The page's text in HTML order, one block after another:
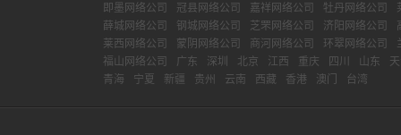
即墨网络公司
冠县网络公司 嘉祥网络公司 牡丹网络公司
薛城网络公司
钢城网络公司 芝罘网络公司 济阳网络公司
莱西网络公司
蒙阴网络公司 商河网络公司 环翠网络公司
福山网络公司
广东 深圳 北京 江西 重庆 四川 山东
青海
宁夏 新疆 贵州 云南 西藏 香港 澳门 台湾